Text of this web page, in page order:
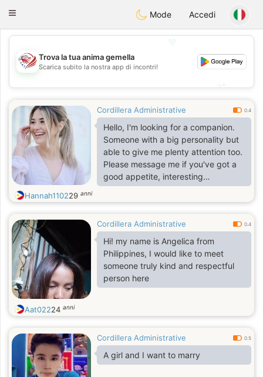
StatesDating
Toggle
Mode Accedi
💖
💕
Trova la tua anima gemella
Scarica subito la nostra app di incontri!
Cordillera Administrative 0.4
Hello, I'm looking for a companion.
Someone with a big personality but
able to give me plenty attention too.
Please message me if you've got a
good appetite, interesting
conversation and the ability to laugh
at yourself
Hannah110229 anni
Cordillera Administrative 0.4
Hi! my name is Angelica from
Philippines, I would like to meet
someone truly kind and respectful
person here
Aat02224 anni
Cordillera Administrative 0.5
A girl and I want to marry